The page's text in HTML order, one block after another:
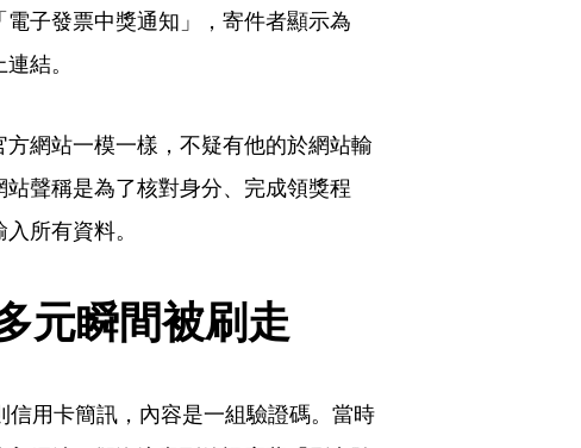
子發票中獎通知」，寄件者顯示為
結。
網站一模一樣，不疑有他的於網站輸
聲稱是為了核對身分、完成領獎程
所有資料。
元瞬間被刷走
用卡簡訊，內容是一組驗證碼。當時